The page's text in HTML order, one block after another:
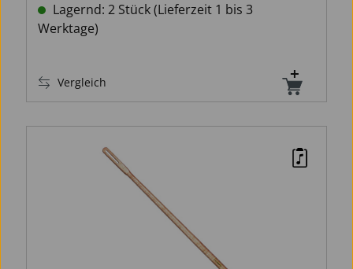
Lagernd: 2 Stück (Lieferzeit 1 bis 3
Werktage)
Vergleich